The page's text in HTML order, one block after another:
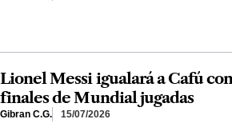
Lionel Messi igualará a Cafú
finales de Mundial jugadas
Gibran C.G. 15/07/2026